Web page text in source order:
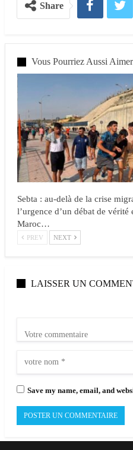
Share
Vous Pourriez Aussi Aimer
Sebta : au-delà de la crise
l’urgence d’un débat de vérité
Maroc…
PREV NEXT
LAISSER UN
Save my name, email, and